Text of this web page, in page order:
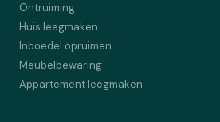
Ontruiming
Huis leegmaken
Inboedel opruimen
Meubelbewaring
Appartement leegmaken